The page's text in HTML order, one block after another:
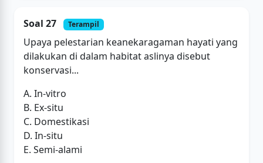
Soal 27 Terampil
Upaya pelestarian keanekaragaman hayati yang
dilakukan di dalam habitat aslinya disebut
konservasi...
A. In-vitro
B. Ex-situ
C. Domestikasi
D. In-situ
E. Semi-alami